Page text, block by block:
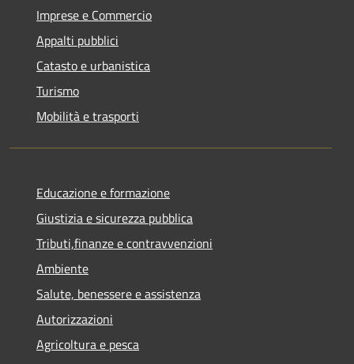
Imprese e Commercio
Appalti pubblici
Catasto e urbanistica
Turismo
Mobilità e trasporti
Educazione e formazione
Giustizia e sicurezza pubblica
Tributi,finanze e contravvenzioni
Ambiente
Salute, benessere e assistenza
Autorizzazioni
Agricoltura e pesca